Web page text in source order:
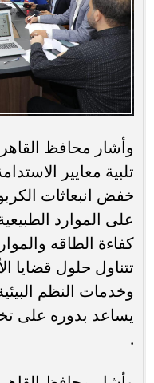
وأشار محافظ
تلبية معايير
خفض انبعاثات
على الموارد
كفاءة الطاقه
تتناول حلول قضايا
وخدمات النظم
يساعد بدوره على
.